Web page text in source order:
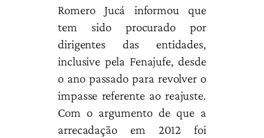
Romero Jucá informou que
tem sido procurado por
dirigentes das entidades,
inclusive pela Fenajufe, desde
o ano passado para revolver o
impasse referente ao reajuste.
Com o argumento de que a
arrecadação em 2012 foi